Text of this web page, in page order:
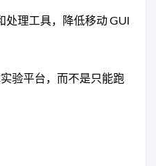
处理工具，降低移动 GUI
验平台，而不是只能跑